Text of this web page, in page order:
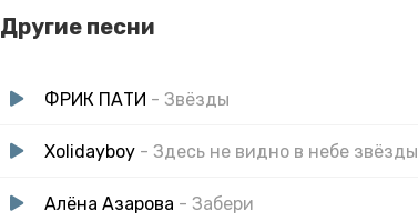
Другие песни
ФРИК ПАТИ - Звёзды
Xolidayboy - Здесь не видно в небе звёзды
Алёна Азарова - Забери